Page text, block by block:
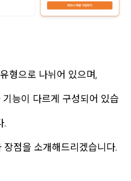
형으로 나뉘어 있으며,
능이 다르게 구성되어 있습
.
점을 소개해드리겠습니다.